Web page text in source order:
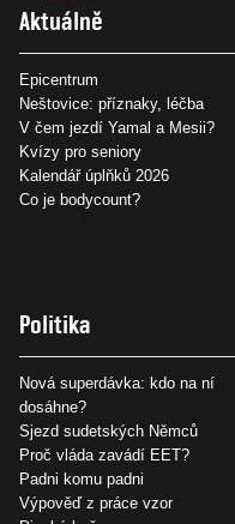
Aktuálně
Epicentrum
Neštovice: příznaky, léčba
V čem jezdí Yamal a Mesii?
Kvízy pro seniory
Kalendář úplňků 2026
Co je bodycount?
Politika
Nová superdávka: kdo na ní
dosáhne?
Sjezd sudetských Němců
Proč vláda zavádí EET?
Padni komu padni
Výpověď z práce vzor